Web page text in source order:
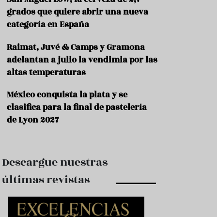
s
r
a
n
F
n
grados que quiere abrir una nueva
categoría en España
Raimat, Juvé & Camps y Gramona
adelantan a julio la vendimia por las
altas temperaturas
México conquista la plata y se
clasifica para la final de pastelería
de Lyon 2027
Descargue nuestras
últimas revistas